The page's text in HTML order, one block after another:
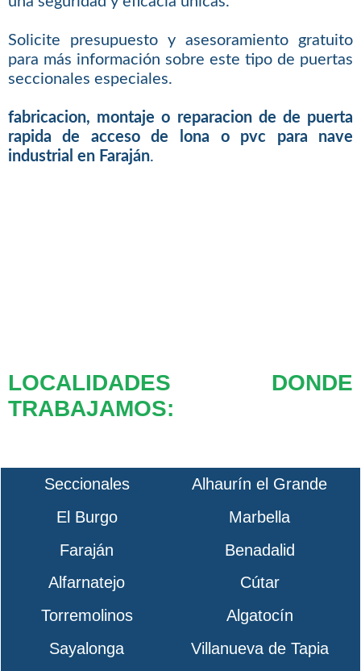
Solicite presupuesto y asesoramiento gratuito
para más información sobre este tipo de puertas
seccionales especiales.
fabricacion, montaje o reparacion de de puerta
rapida de acceso de lona o pvc para nave
industrial en Faraján.
LOCALIDADES DONDE
TRABAJAMOS:
Seccionales
Alhaurín el Grande
El Burgo
Marbella
Faraján
Benadalid
Alfarnatejo
Cútar
Torremolinos
Algatocín
Sayalonga
Villanueva de Tapia